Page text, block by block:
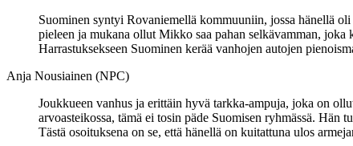
Suominen syntyi Rovaniemellä kommuuniin, jossa hänellä
pieleen ja mukana ollut Mikko saa pahan selkävamman,
Harrastuksekseen Suominen kerää vanhojen autojen
Anja Nousiainen (NPC)
Joukkueen vanhus ja erittäin hyvä tarkka-ampuja, joka on
arvoasteikossa, tämä ei tosin päde Suomisen ryhmässä.
Tästä osoituksena on se, että hänellä on kuitattuna ulos